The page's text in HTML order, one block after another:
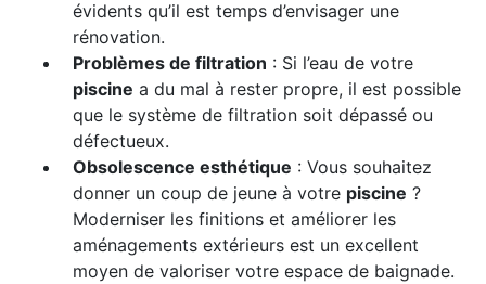
évidents qu’il est temps d’envisager une
rénovation.
Problèmes de filtration : Si l’eau de votre
piscine a du mal à rester propre, il est possible
que le système de filtration soit dépassé ou
défectueux.
Obsolescence esthétique : Vous souhaitez
donner un coup de jeune à votre piscine ?
Moderniser les finitions et améliorer les
aménagements extérieurs est un excellent
moyen de valoriser votre espace de baignade.